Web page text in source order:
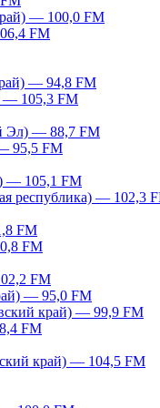
— 100,0 FM
FM
— 94,8 FM
— 105,3 FM
Эл) — 88,7 FM
95,5 FM
— 105,1 FM
республика) — 102,3
FM
FM
FM
— 95,0 FM
край) — 99,9 FM
FM
край) — 104,5 FM